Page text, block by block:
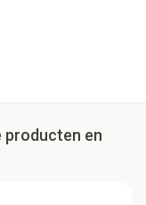
producten en